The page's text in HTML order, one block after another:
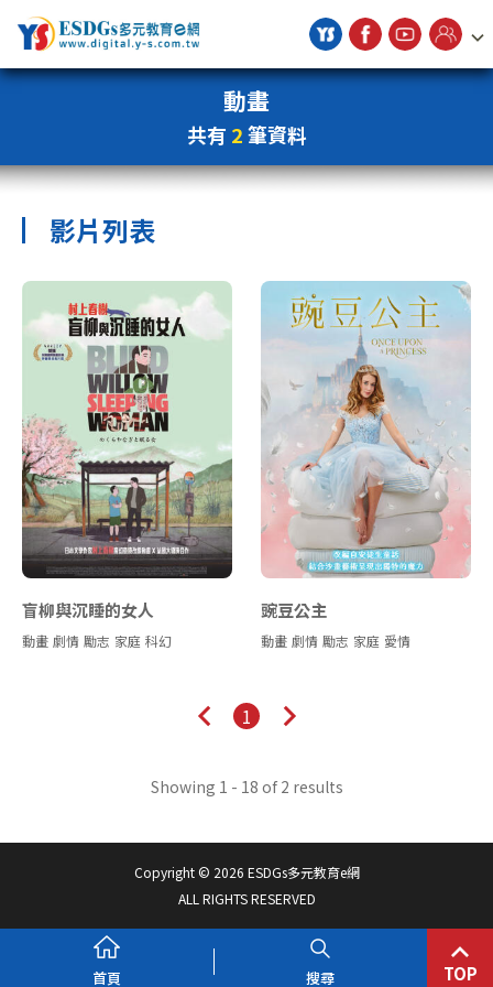
宇勗公播平台
動畫
共有 2筆資料
影片列表
盲柳與沉睡的女人
動畫 劇情 勵志 家庭 科幻
豌豆公主
動畫 劇情 勵志 家庭 愛情
1
Showing 1 - 18 of 2 results
Copyright © 2026 ESDGs多元教育e網
ALL RIGHTS RESERVED
首頁 搜尋 TOP